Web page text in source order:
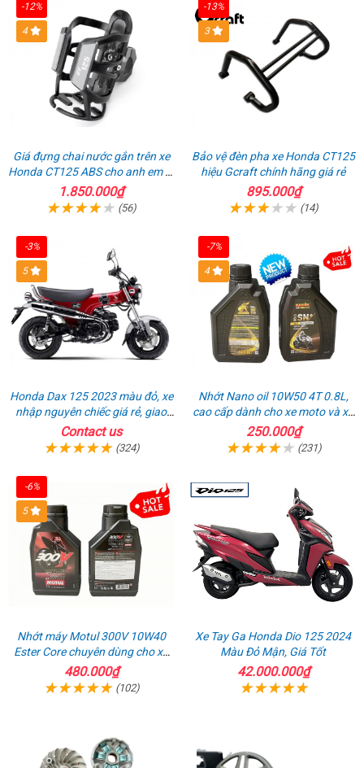
-12%
4
Giá đựng chai nước gắn trên xe
Honda CT125 ABS cho anh em đi
phượt
1.850.000₫
(56)
-13%
3
Bảo vệ đèn pha xe Honda CT125
hiệu Gcraft chính hãng giá rẻ
895.000₫
(14)
-3%
5
Honda Dax 125 2023 màu đỏ, xe
nhập nguyên chiếc giá rẻ, giao
hồ sơ ngay
Contact us
(324)
-7%
4
Nhớt Nano oil 10W50 4T 0.8L,
cao cấp dành cho xe moto và xe
máy
250.000₫
(231)
-6%
5
Nhớt máy Motul 300V 10W40
Ester Core chuyên dùng cho xe
mô tô phân khối lớn
480.000₫
(102)
Xe Tay Ga Honda Dio 125 2024
Màu Đỏ Mận, Giá Tốt
42.000.000₫